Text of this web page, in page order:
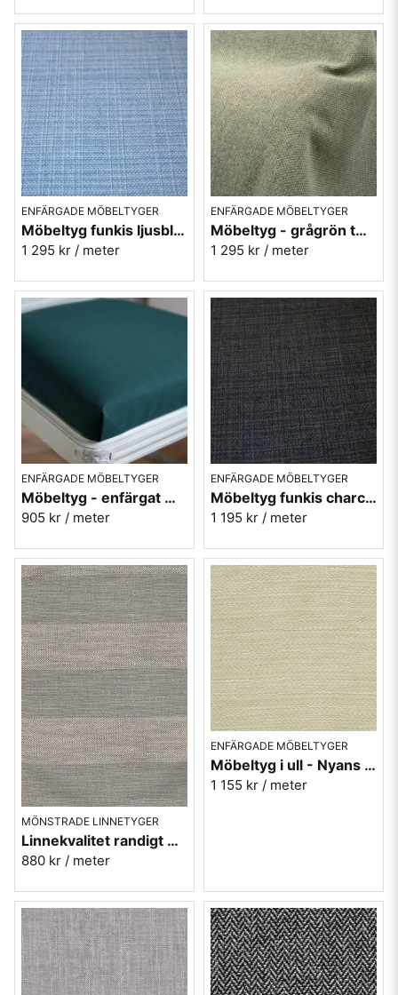
ENFÄRGADE MÖBELTYGER
Möbeltyg funkis ljusblå - Sky - Funk nr.9603
1 295 kr / meter
ENFÄRGADE MÖBELTYGER
Möbeltyg - grågrön tweed - POP nr.13
1 295 kr / meter
ENFÄRGADE MÖBELTYGER
Möbeltyg - enfärgat mörkgrön - Lill nr.175
905 kr / meter
ENFÄRGADE MÖBELTYGER
Möbeltyg funkis charcoal - Funk nr.9810
1 195 kr / meter
MÖNSTRADE LINNETYGER
Linnekvalitet randigt möbeltyg - ljusgrå 940928-90 Berghem
880 kr / meter
ENFÄRGADE MÖBELTYGER
Möbeltyg i ull - Nyans offwhite nr.01 - Berghem
1 155 kr / meter